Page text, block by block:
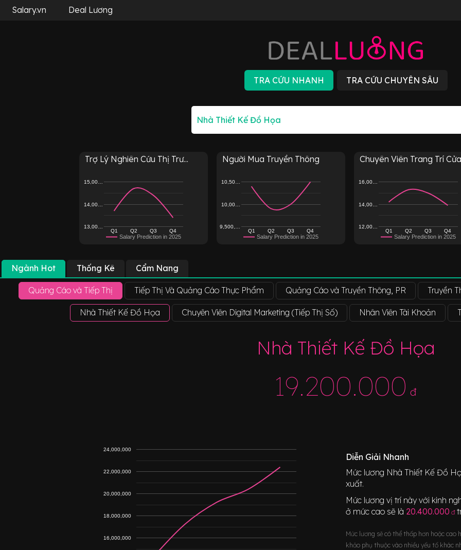
Salary.vn Deal Lương
Trợ Lý Nghiên Cứu Thị Trư...
Salary Prediction in 2025
Q1 Q2 Q3 Q4
13,00…
14,00…
15,00…
Người Mua Truyền Thông
Salary Prediction in 2025
Q1 Q2 Q3 Q4
9,500,…
10,00…
10,50…
Chuyên Viên Trang Trí
Salary Prediction in 2025
Q1 Q2 Q3 Q4
12,00…
14,00…
16,00…
Ngành Hot Thống Kê Cẩm Nang
Quảng Cáo và Tiếp Thị Tiếp Thị Và Quảng Cáo Thực Phẩm Quảng Cáo và Truyền Thông, PR Truyền
Nhà Thiết Kế Đồ Họa Chuyên Viên Digital Marketing (Tiếp Thị Số) Nhân Viên Tài Khoản
Nhà Thiết Kế Đồ Họa
19.200.000 đ
16,000,000
18,000,000
20,000,000
22,000,000
24,000,000
Diễn Giải Nhanh
Mức lương Nhà Thiết Kế Đồ
xuất.
Mức lương vị trí này với kinh
ở mức cao sẽ là 20.400.000 đ
Mức lương sẽ có thể thấp hơn hoặc
khảo phụ thuộc vào nhiều yếu tố khác